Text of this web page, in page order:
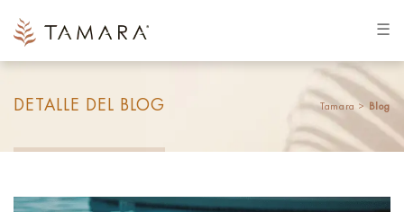
☰
DETALLE DEL BLOG Tamara >Blog